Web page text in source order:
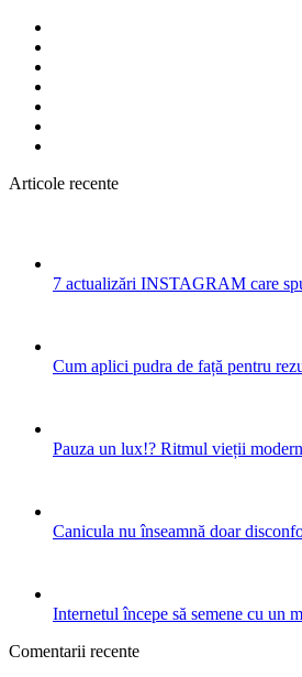
Articole recente
7 actualizări INSTAGRAM care
Cum aplici pudra de față pentru
Pauza un lux!? Ritmul vieții
Canicula nu înseamnă doar
Internetul începe să semene cu un
Comentarii recente